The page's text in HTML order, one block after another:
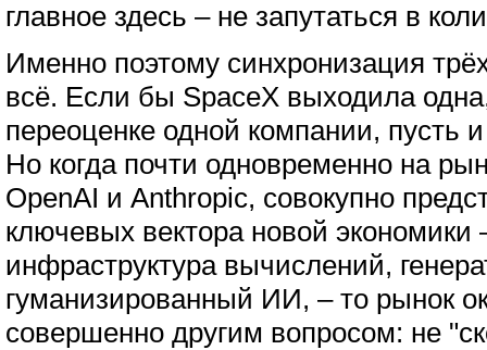
главное здесь – не запутаться в
Именно поэтому синхронизация
всё. Если бы SpaceX выходила
переоценке одной компании, пусть
Но когда почти одновременно на
OpenAI и Anthropic, совокупно
ключевых вектора новой экономики
инфраструктура вычислений,
гуманизированный ИИ, – то рынок
совершенно другим вопросом: не